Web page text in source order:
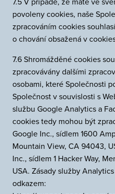
povoleny cookies, naše
zpracováním cookies
o chování obsažená v
7.6 Shromážděné cookies
zpracovávány dalšími
osobami, které Společnosti
Společnost v souvislosti s
službu Google Analytics a
cookies tedy mohou být
Google Inc., sídlem 1600
Mountain View, CA 94043,
Inc., sídlem 1 Hacker Way,
USA. Zásady služby
odkazem: